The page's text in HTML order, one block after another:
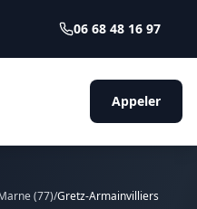
06 68 48 16 97
Appeler
(77)/Gretz-Armainvilliers